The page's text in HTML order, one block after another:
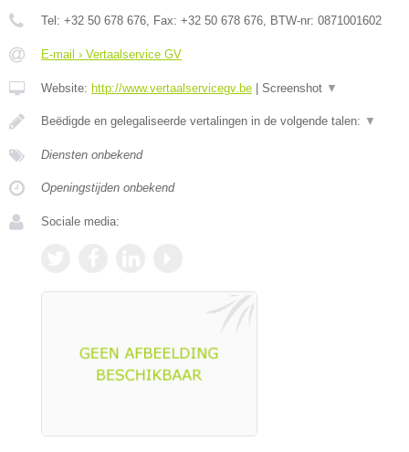
Tel: +32 50 678 676, Fax: +32 50 678 676, BTW-nr: 0871001602
E-mail › Vertaalservice GV
Website: http://www.vertaalservicegv.be Screenshot ▼
Beëdigde en gelegaliseerde vertalingen in de volgende talen: ▼
Diensten onbekend
Openingstijden onbekend
Sociale media: